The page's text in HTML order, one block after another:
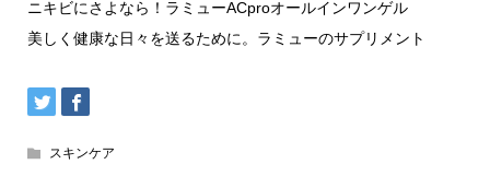
ニキビにさよなら！ラミューACproオールインワンゲル
美しく健康な日々を送るために。ラミューのサプリメント
スキンケア